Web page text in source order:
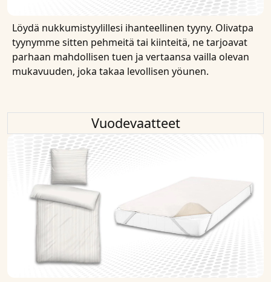
Löydä nukkumistyylillesi ihanteellinen tyyny. Olivatpa
tyynymme sitten pehmeitä tai kiinteitä, ne tarjoavat
parhaan mahdollisen tuen ja vertaansa vailla olevan
mukavuuden, joka takaa levollisen yöunen.
Vuodevaatteet